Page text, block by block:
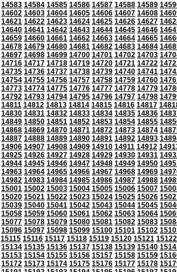
14583 14584 14585 14586 14587 14588 14589
14602 14603 14604 14605 14606 14607 14608
14621 14622 14623 14624 14625 14626 14627
14640 14641 14642 14643 14644 14645 14646
14659 14660 14661 14662 14663 14664 14665
14678 14679 14680 14681 14682 14683 14684
14697 14698 14699 14700 14701 14702 14703
14716 14717 14718 14719 14720 14721 14722
14735 14736 14737 14738 14739 14740 14741
14754 14755 14756 14757 14758 14759 14760
14773 14774 14775 14776 14777 14778 14779
14792 14793 14794 14795 14796 14797 14798
14811 14812 14813 14814 14815 14816 14817
14830 14831 14832 14833 14834 14835 14836
14849 14850 14851 14852 14853 14854 14855
14868 14869 14870 14871 14872 14873 14874
14887 14888 14889 14890 14891 14892 14893
14906 14907 14908 14909 14910 14911 14912
14925 14926 14927 14928 14929 14930 14931
14944 14945 14946 14947 14948 14949 14950
14963 14964 14965 14966 14967 14968 14969
14982 14983 14984 14985 14986 14987 14988
15001 15002 15003 15004 15005 15006 15007
15020 15021 15022 15023 15024 15025 15026
15039 15040 15041 15042 15043 15044 15045
15058 15059 15060 15061 15062 15063 15064
15077 15078 15079 15080 15081 15082 15083
15096 15097 15098 15099 15100 15101 15102
15115 15116 15117 15118 15119 15120 15121 15122
15134 15135 15136 15137 15138 15139 15140
15153 15154 15155 15156 15157 15158 15159
15172 15173 15174 15175 15176 15177 15178